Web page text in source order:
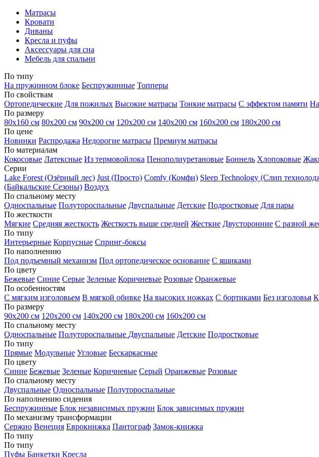
Матрасы
Кровати
Диваны
Кресла и пуфы
Аксессуары для сна
Мебель для спальни
По типу
На пружинном блоке Беспружинные Топперы
По свойствам
Ортопедические Для пожилых Высокие матрасы Тонкие матрасы С эффектом памяти
По размеру
80х160 см 80х200 см 90х200 см 120х200 см 140х200 см 160х200 см 180х200 см
По цене
Новинки Распродажа Недорогие матрасы Премиум матрасы
По материалам
Кокосовые Латексные Из термовойлока Пенополиуретановые Боннель Хлопоковые
Серии
Lake Forest (Озёрный лес) Just (Просто) Comfy (Комфи) Sleep Technology (Слип
(Байкальские Сезоны) Воздух
По спальному месту
Односпальные Полутороспальные Двуспальные Детские Подростковые Для пары
По жесткости
Мягкие Средняя жесткость Жесткость выше средней Жесткие Двусторонние С разной
По типу
Интерьерные Корпусные Спринг-боксы
По наполнению
Под подъемный механизм Под ортопедическое основание С ящиками
По цвету
Бежевые Синие Серые Зеленые Коричневые Розовые Оранжевые
По особенностям
С мягким изголовьем В мягкой обивке На высоких ножках С бортиками Без изголовья
По размеру
90х200 см 120х200 см 140х200 см 180х200 см 160х200 см
По спальному месту
Односпальные Полутороспальные Двуспальные Детские Подростковые
По типу
Прямые Модульные Угловые Бескаркасные
По цвету
Синие Бежевые Зеленые Коричневые Серый Оранжевые Розовые
По спальному месту
Двуспальные Односпальные Полутороспальные
По наполнению сидения
Беспружинные Блок независимых пружин Блок зависимых пружин
По механизму трансформации
Сержио Венеция Еврокнижка Пантограф Замок-книжка
По типу
По типу
Пуфы Банкетки Кресла